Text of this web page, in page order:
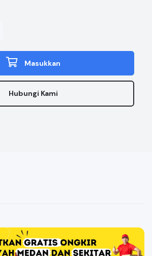
Masukkan
Hubungi Kami